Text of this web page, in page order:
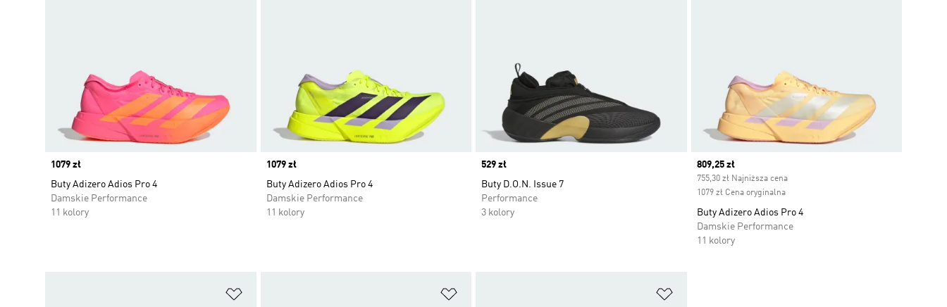
Price
1079 zł
Buty Adizero Adios Pro 4
Damskie Performance
11 kolory
Price
1079 zł
Buty Adizero Adios Pro 4
Damskie Performance
11 kolory
Price
529 zł
Buty D.O.N. Issue 7
Performance
3 kolory
Current price
809,25 zł
755,30 zł Najniższa cena
1079 zł Cena oryginalna
Buty Adizero Adios Pro 4
Damskie Performance
11 kolory